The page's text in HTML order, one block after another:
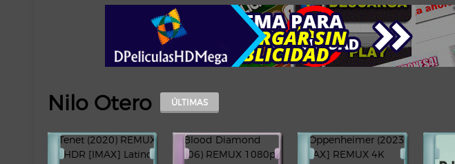
Nilo Otero ÚLTIMAS